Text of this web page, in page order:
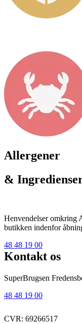
Allergener
&
Henvendelser omkring
butikken indenfor
48 48 19 00
Kontakt os
SuperBrugsen
48 48 19 00
CVR: 69266517